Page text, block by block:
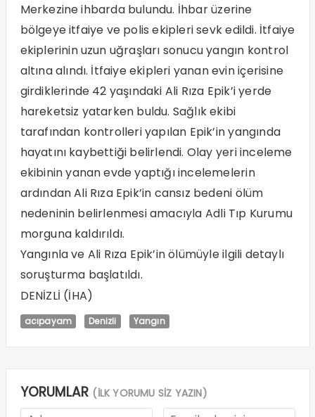
Merkezine ihbarda bulundu. İhbar üzerine
bölgeye itfaiye ve polis ekipleri sevk edildi. İtfaiye
ekiplerinin uzun uğraşları sonucu yangın kontrol
altına alındı. İtfaiye ekipleri yanan evin içerisine
girdiklerinde 42 yaşındaki Ali Rıza Epik’i yerde
hareketsiz yatarken buldu. Sağlık ekibi
tarafından kontrolleri yapılan Epik’in yangında
hayatını kaybettiği belirlendi. Olay yeri inceleme
ekibinin yanan evde yaptığı incelemelerin
ardından Ali Rıza Epik’in cansız bedeni ölüm
nedeninin belirlenmesi amacıyla Adli Tıp Kurumu
morguna kaldırıldı.
Yangınla ve Ali Rıza Epik’in ölümüyle ilgili detaylı
soruşturma başlatıldı.
DENİZLİ (İHA)
acıpayam Denizli Yangın
YORUMLAR (İLK YORUMU SİZ YAZIN)